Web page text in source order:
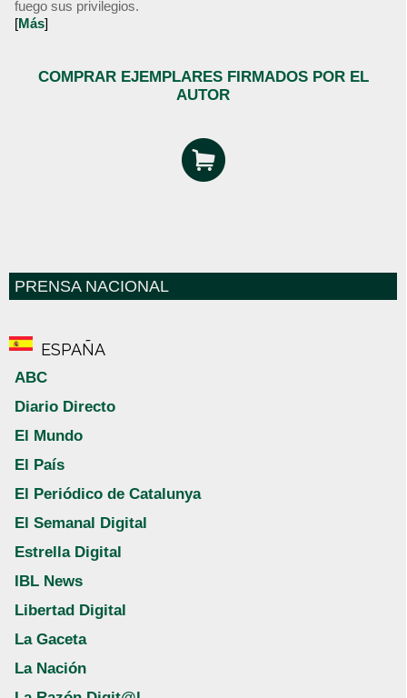
fuego sus privilegios.
[Más]
COMPRAR EJEMPLARES FIRMADOS POR EL
AUTOR
PRENSA NACIONAL
ESPAÑA
ABC
Diario Directo
El Mundo
El País
El Periódico de Catalunya
El Semanal Digital
Estrella Digital
IBL News
Libertad Digital
La Gaceta
La Nación